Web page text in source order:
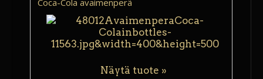
Näytä tuote »